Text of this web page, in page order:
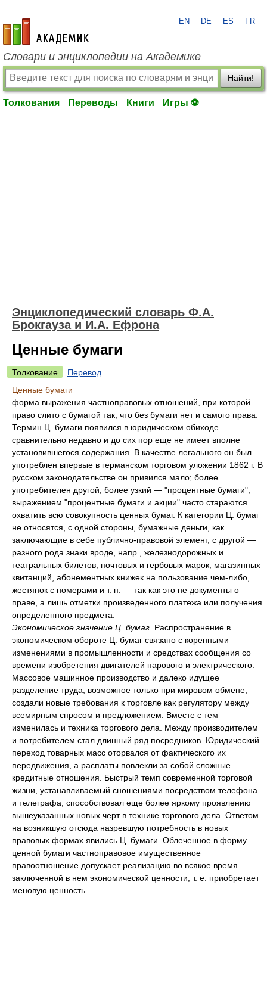
academic.ru
EN DE ES FR
Словари и энциклопедии на Академике
Найти!
Толкования Переводы Книги Игры ⚽
Энциклопедический словарь Ф.А.
Брокгауза и И.А. Ефрона
Ценные бумаги
Толкование
Перевод
Ценные бумаги
форма выражения частноправовых отношений, при которой
право слито с бумагой так, что без бумаги нет и самого права.
Термин Ц. бумаги появился в юридическом обиходе
сравнительно недавно и до сих пор еще не имеет вполне
установившегося содержания. В качестве легального он был
употреблен впервые в германском торговом уложении 1862 г. В
русском законодательстве он привился мало; более
употребителен другой, более узкий — "процентные бумаги";
выражением "процентные бумаги и акции" часто стараются
охватить всю совокупность ценных бумаг. К категории Ц. бумаг
не относятся, с одной стороны, бумажные деньги, как
заключающие в себе публично-правовой элемент, с другой —
разного рода знаки вроде, напр., железнодорожных и
театральных билетов, почтовых и гербовых марок, магазинных
квитанций, абонементных книжек на пользование чем-либо,
жестянок с номерами и т. п. — так как это не документы о
праве, а лишь отметки произведенного платежа или получения
определенного предмета.
Экономическое значение Ц. бумаг. Распространение в
экономическом обороте Ц. бумаг связано с коренными
изменениями в промышленности и средствах сообщения со
времени изобретения двигателей парового и электрического.
Массовое машинное производство и далеко идущее
разделение труда, возможное только при мировом обмене,
создали новые требования к торговле как регулятору между
всемирным спросом и предложением. Вместе с тем
изменилась и техника торгового дела. Между производителем
и потребителем стал длинный ряд посредников. Юридический
переход товарных масс оторвался от фактического их
передвижения, а расплаты повлекли за собой сложные
кредитные отношения. Быстрый темп современной торговой
жизни, устанавливаемый сношениями посредством телефона
и телеграфа, способствовал еще более яркому проявлению
вышеуказанных новых черт в технике торгового дела. Ответом
на возникшую отсюда назревшую потребность в новых
правовых формах явились Ц. бумаги. Облеченное в форму
ценной бумаги частноправовое имущественное
правоотношение допускает реализацию во всякое время
заключенной в нем экономической ценности, т. е. приобретает
меновую ценность.